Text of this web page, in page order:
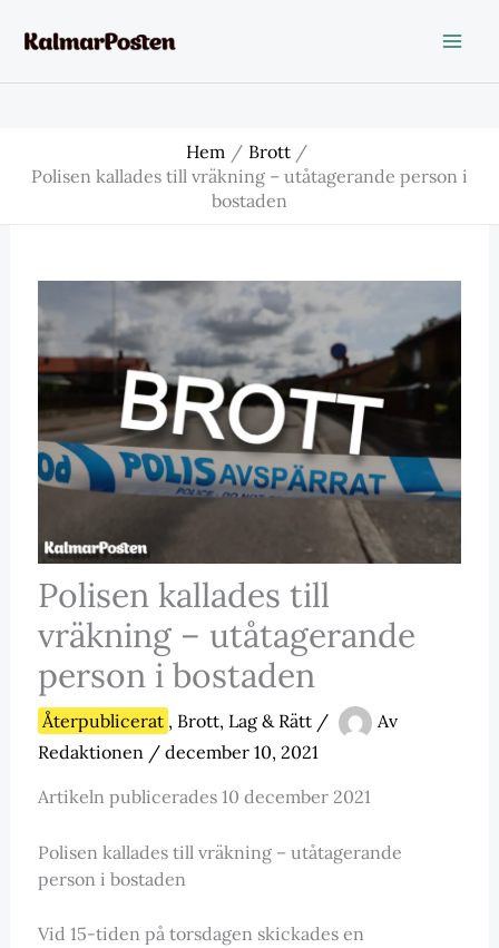
Hem
Brott
Polisen kallades till vräkning – utåtagerande person i
bostaden
Polisen kallades till
vräkning – utåtagerande
person i bostaden
Återpublicerat , Brott, Lag & Rätt/
Av
Redaktionen / december 10, 2021
Artikeln publicerades 10 december 2021
Polisen kallades till vräkning – utåtagerande
person i bostaden
Vid 15-tiden på torsdagen skickades en